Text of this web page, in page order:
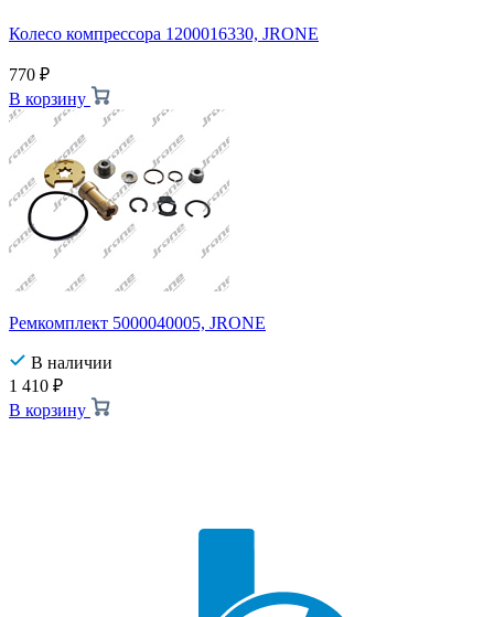
Колесо компрессора 1200016330, JRONE
770 ₽
В корзину
Ремкомплект 5000040005, JRONE
В наличии
1 410 ₽
В корзину